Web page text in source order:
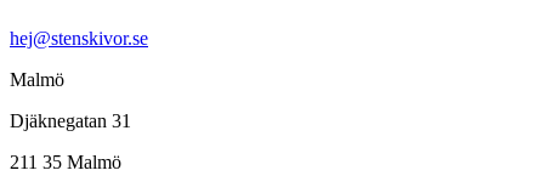
hej@stenskivor.se
Malmö
Djäknegatan 31
211 35 Malmö